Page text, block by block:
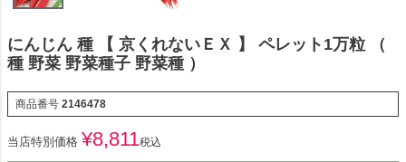
にんじん 種 【 京くれないＥＸ 】 ペレット1万粒 （
種 野菜 野菜種子 野菜種 ）
商品番号 2146478
当店特別価格 ¥8,811税込